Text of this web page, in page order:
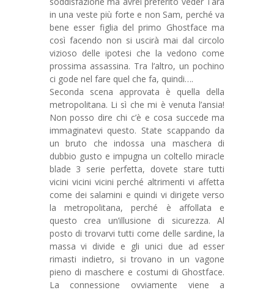
in una veste più forte e non Sam, perché va
bene esser figlia del primo Ghostface ma
così facendo non si uscirà mai dal circolo
vizioso delle ipotesi che la vedono come
prossima assassina. Tra l’altro, un pochino
ci gode nel fare quel che fa, quindi….
Seconda scena approvata è quella della
metropolitana. Li sì che mi è venuta l’ansia!
Non posso dire chi c’è e cosa succede ma
immaginatevi questo. State scappando da
un bruto che indossa una maschera di
dubbio gusto e impugna un coltello miracle
blade 3 serie perfetta, dovete stare tutti
vicini vicini vicini perché altrimenti vi affetta
come dei salamini e quindi vi dirigete verso
la metropolitana, perché è affollata e
questo crea un’illusione di sicurezza. Al
posto di trovarvi tutti come delle sardine, la
massa vi divide e gli unici due ad esser
rimasti indietro, si trovano in un vagone
pieno di maschere e costumi di Ghostface.
La connessione ovviamente viene a